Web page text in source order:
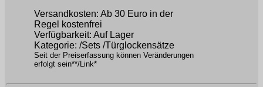
Versandkosten: Ab 30 Euro in der
Regel kostenfrei
Verfügbarkeit: Auf Lager
Kategorie: /Sets /Türglockensätze
Seit der Preiserfassung können Veränderungen
erfolgt sein**/Link*